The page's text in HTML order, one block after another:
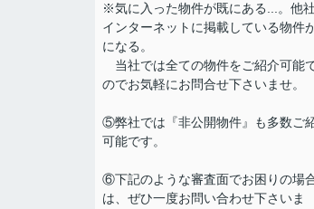
※気に入った物件が既にある...。他
インターネットに掲載している物件
になる。
当社では全ての物件をご紹介可能
のでお気軽にお問合せ下さいませ。
⑤弊社では『非公開物件』も多数ご
可能です。
⑥下記のような審査面でお困りの場
は、ぜひ一度お問い合わせ下さいま